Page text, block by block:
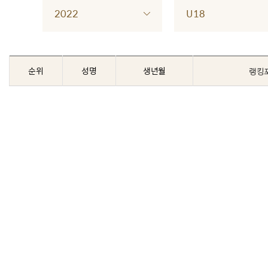
2022 U18
순위 성명 생년월 랭킹